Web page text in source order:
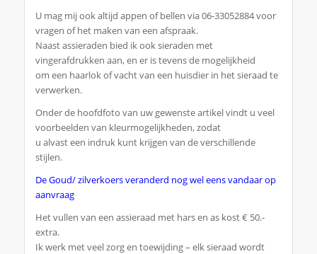
U mag mij ook altijd appen of bellen via 06-33052884 voor
vragen of het maken van een afspraak.
Naast assieraden bied ik ook sieraden met
vingerafdrukken aan, en er is tevens de mogelijkheid
om een haarlok of vacht van een huisdier in het sieraad te
verwerken.
Onder de hoofdfoto van uw gewenste artikel vindt u veel
voorbeelden van kleurmogelijkheden, zodat
u alvast een indruk kunt krijgen van de verschillende
stijlen.
De Goud/ zilverkoers veranderd nog wel eens vandaar op
aanvraag
Het vullen van een assieraad met hars en as kost € 50.-
extra.
Ik werk met veel zorg en toewijding – elk sieraad wordt